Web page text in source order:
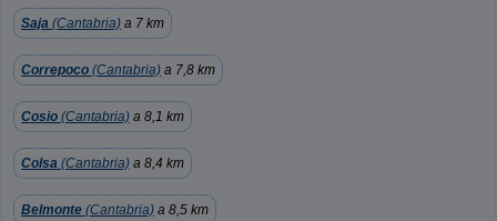
Saja (Cantabria) a 7 km
Correpoco (Cantabria) a 7,8 km
Cosio (Cantabria) a 8,1 km
Colsa (Cantabria) a 8,4 km
Belmonte (Cantabria) a 8,5 km